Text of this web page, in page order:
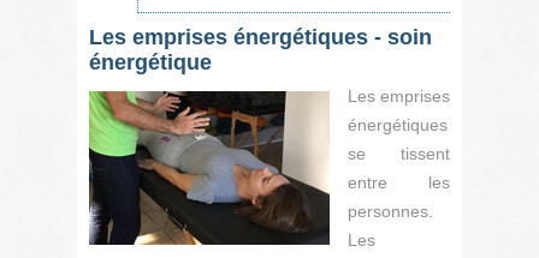
Les emprises énergétiques - soin
énergétique
Les emprises
énergétiques
se tissent
entre les
personnes.
Les